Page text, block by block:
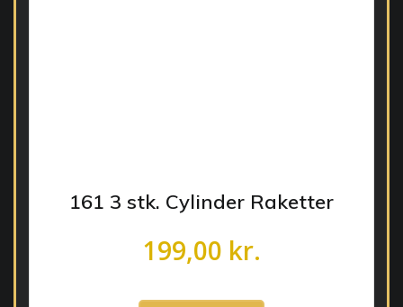
161 3 stk. Cylinder Raketter
199,00 kr.